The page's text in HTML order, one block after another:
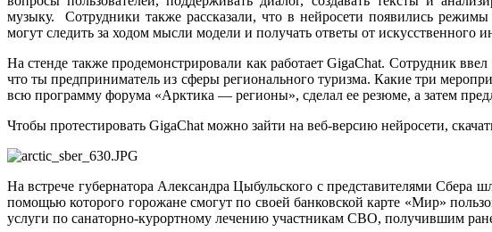
музыку. Сотрудники также рассказали, что в нейросети появились режимы
могут следить за ходом мысли модели и получать ответы от искусственного
На стенде также продемонстрировали как работает GigaChat. Сотрудник
что ты предприниматель из сферы регионального туризма. Какие три
всю программу форума «Арктика — регионы», сделал ее резюме, а затем
Чтобы протестировать GigaChat можно зайти на веб-версию нейросети,
На встрече губернатора Александра Цыбульского с представителями Сбера
помощью которого горожане смогут по своей банковской карте «Мир»
услуги по санаторно-курортному лечению участникам СВО, получившим